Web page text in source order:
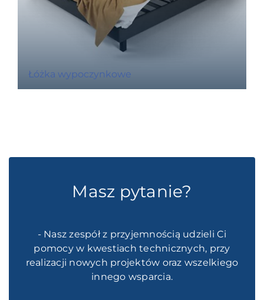
Łóżka wypoczynkowe
Masz pytanie?
- Nasz zespół z przyjemnością udzieli Ci
pomocy w kwestiach technicznych, przy
realizacji nowych projektów oraz wszelkiego
innego wsparcia.